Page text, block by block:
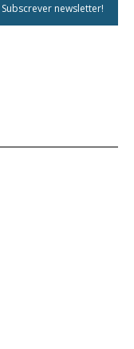
Subscrever newsletter!